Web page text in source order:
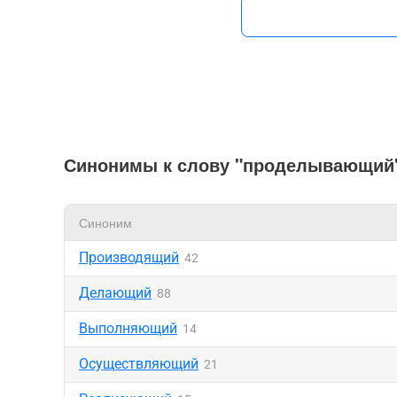
Синонимы к слову
Синоним
Производящий 42
Делающий 88
Выполняющий 14
Осуществляющий 21